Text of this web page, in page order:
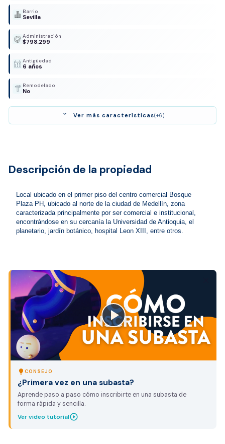
Barrio
Sevilla
Administración
$798.299
Antigüedad
6 años
Remodelado
No
expand_more Ver más características(+6)
Descripción de la propiedad
Local ubicado en el primer piso del centro comercial Bosque
Plaza PH, ubicado al norte de la ciudad de Medellín, zona
caracterizada principalmente por ser comercial e institucional,
encontrándose en su cercanía la Universidad de Antioquia, el
planetario, jardín botánico, hospital Leon XIII, entre otros.
lightbulb CONSEJO
¿Primera vez en una subasta?
Aprende paso a paso cómo inscribirte en una subasta de
forma rápida y sencilla.
Ver video tutorialplay_circle_outline